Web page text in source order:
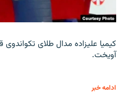
کیمیا علیزاده مدال طلای تکواندوی
آویخت.
ادامه خبر